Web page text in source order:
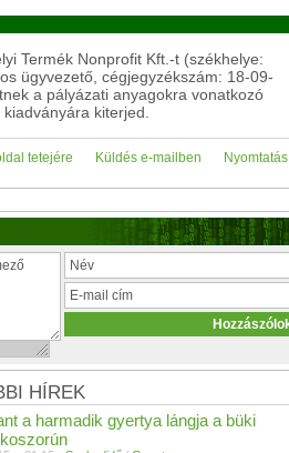
Termék Nonprofit Kft.-t (székhelye:
ügyvezető, cégjegyzékszám: 18-09-
a pályázati anyagokra vonatkozó
kiterjed.
Nyomtatás
Küldés e-mailben
tetejére
HÍREK
a harmadik gyertya lángja a büki